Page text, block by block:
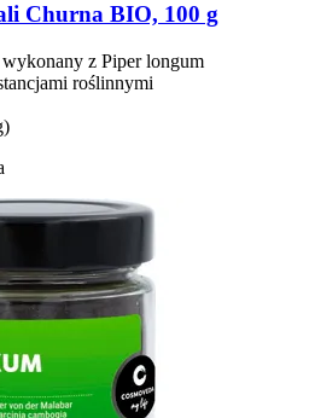
Churna BIO, 100 g
z Piper longum
roślinnymi